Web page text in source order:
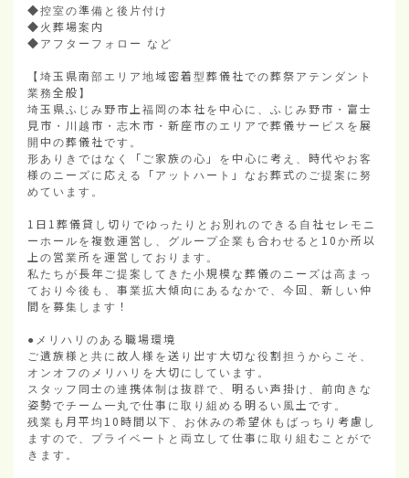
◆控室の準備と後片付け
◆火葬場案内
◆アフターフォロー など
【埼玉県南部エリア地域密着型葬儀社での葬祭アテンダント
業務全般】
埼玉県ふじみ野市上福岡の本社を中心に、ふじみ野市・富士
見市・川越市・志木市・新座市のエリアで葬儀サービスを展
開中の葬儀社です。
形ありきではなく「ご家族の心」を中心に考え、時代やお客
様のニーズに応える「アットハート」なお葬式のご提案に努
めています。
1日1葬儀貸し切りでゆったりとお別れのできる自社セレモニ
ーホールを複数運営し、グループ企業も合わせると10か所以
上の営業所を運営しております。
私たちが長年ご提案してきた小規模な葬儀のニーズは高まっ
ており今後も、事業拡大傾向にあるなかで、今回、新しい仲
間を募集します！
●メリハリのある職場環境
ご遺族様と共に故人様を送り出す大切な役割担うからこそ、
オンオフのメリハリを大切にしています。
スタッフ同士の連携体制は抜群で、明るい声掛け、前向きな
姿勢でチーム一丸で仕事に取り組める明るい風土です。
残業も月平均10時間以下、お休みの希望休もばっちり考慮し
ますので、プライベートと両立して仕事に取り組むことがで
きます。